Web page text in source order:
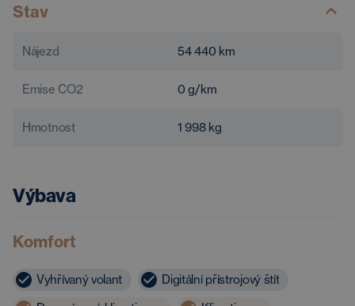
Stav
Nájezd 54 440 km
Emise CO2 0 g/km
Hmotnost 1 998 kg
Výbava
Komfort
Vyhřívaný volant
Digitální přístrojový štít